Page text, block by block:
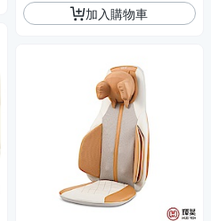
加入購物車